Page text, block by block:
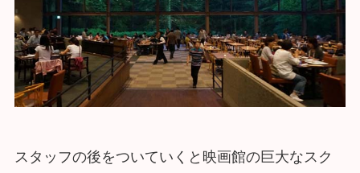
スタッフの後をついていくと映画館の巨大なスク